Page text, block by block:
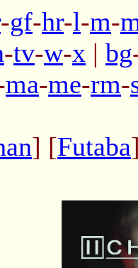
-gf-hr-l-m-
-tv-w-x | bg
ma-me-rm-
] [Futaba